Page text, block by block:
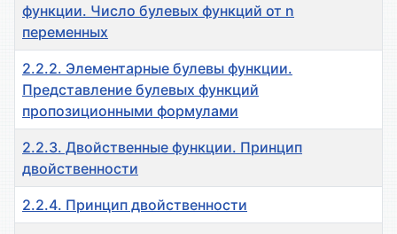
функции. Число булевых функций от n
переменных
2.2.2. Элементарные булевы функции.
Представление булевых функций
пропозиционными формулами
2.2.3. Двойственные функции. Принцип
двойственности
2.2.4. Принцип двойственности